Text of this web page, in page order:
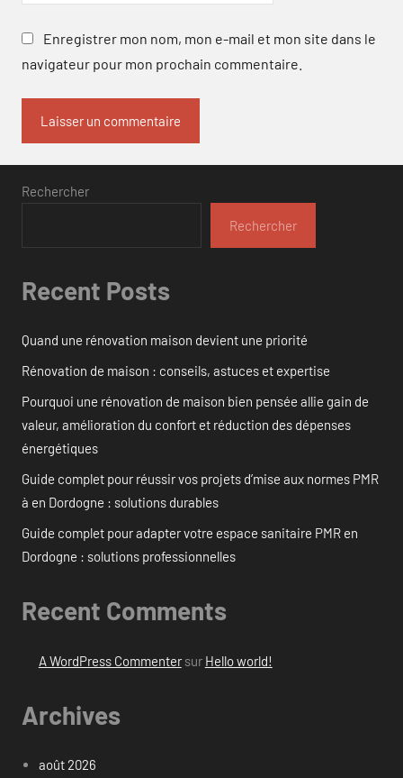
Enregistrer mon nom, mon e-mail et mon site dans le
navigateur pour mon prochain commentaire.
Rechercher
Rechercher
Recent Posts
Quand une rénovation maison devient une priorité
Rénovation de maison : conseils, astuces et expertise
Pourquoi une rénovation de maison bien pensée allie gain de
valeur, amélioration du confort et réduction des dépenses
énergétiques
Guide complet pour réussir vos projets d’mise aux normes PMR
à en Dordogne : solutions durables
Guide complet pour adapter votre espace sanitaire PMR en
Dordogne : solutions professionnelles
Recent Comments
A WordPress Commentersur Hello world!
Archives
août 2026